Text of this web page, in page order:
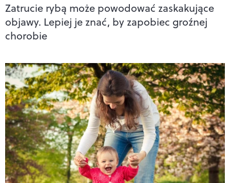
Zatrucie rybą może powodować zaskakujące
objawy. Lepiej je znać, by zapobiec groźnej
chorobie